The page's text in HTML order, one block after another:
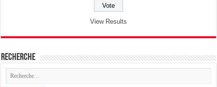
View Results
Recherche